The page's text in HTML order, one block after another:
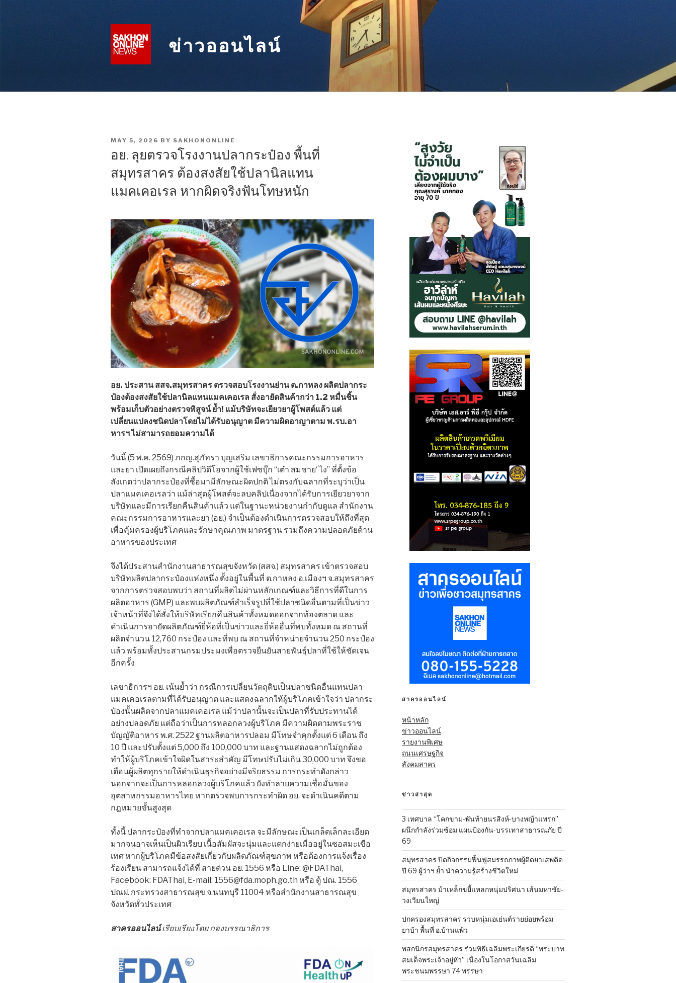
ข่าวออนไลน์
POSTED
MAY 5, 2026 BY SAKHONONLINE
อย. ลุยตรวจโรงงานปลากระป๋อง พื้นที่
สมุทรสาคร ต้องสงสัยใช้ปลานิลแทน
แมคเคอเรล หากผิดจริงฟันโทษหนัก
อย. ประสาน สสจ.สมุทรสาคร ตรวจสอบโรงงานย่าน ต.กาหลง ผลิตปลากระ
ป๋องต้องสงสัยใช้ปลานิลแทนแมคเคอเรล สั่งอายัดสินค้ากว่า 1.2 หมื่นชิ้น
พร้อมเก็บตัวอย่างตรวจพิสูจน์ ย้ำ! แม้บริษัทจะเยียวยาผู้โพสต์แล้ว แต่
เปลี่ยนแปลงชนิดปลาโดยไม่ได้รับอนุญาต มีความผิดอาญาตาม พ.รบ.อา
หารฯ ไม่สามารถยอมความได้
วันนี้ (5 พ.ค. 2569) ภกญ.สุภัทรา บุญเสริม เลขาธิการคณะกรรมการอาหาร
และยา เปิดเผยถึงกรณีคลิปวิดีโอจากผู้ใช้เฟซบุ๊ก “เต๋า สมชาย‘ ไง” ที่ตั้งข้อ
สังเกตว่าปลากระป๋องที่ซื้อมามีลักษณะผิดปกติ ไม่ตรงกับฉลากที่ระบุว่าเป็น
ปลาแมคเคอเรลว่า แม้ล่าสุดผู้โพสต์จะลบคลิปเนื่องจากได้รับการเยียวยาจาก
บริษัทและมีการเรียกคืนสินค้าแล้ว แต่ในฐานะหน่วยงานกำกับดูแล สำนักงาน
คณะกรรมการอาหารและยา (อย.) จำเป็นต้องดำเนินการตรวจสอบให้ถึงที่สุด
เพื่อคุ้มครองผู้บริโภคและรักษาคุณภาพ มาตรฐาน รวมถึงความปลอดภัยด้าน
อาหารของประเทศ
จึงได้ประสานสำนักงานสาธารณสุขจังหวัด (สสจ.) สมุทรสาคร เข้าตรวจสอบ
บริษัทผลิตปลากระป๋องแห่งหนึ่ง ตั้งอยู่ในพื้นที่ ต.กาหลง อ.เมืองฯ จ.สมุทรสาคร
จากการตรวจสอบพบว่า สถานที่ผลิตไม่ผ่านหลักเกณฑ์และวิธีการที่ดีในการ
ผลิตอาหาร (GMP) และพบผลิตภัณฑ์สำเร็จรูปที่ใช้ปลาชนิดอื่นตามที่เป็นข่าว
เจ้าหน้าที่จึงได้สั่งให้บริษัทเรียกคืนสินค้าทั้งหมดออกจากท้องตลาด และ
ดำเนินการอายัดผลิตภัณฑ์ยี่ห้อที่เป็นข่าวและยี่ห้ออื่นที่พบทั้งหมด ณ สถานที่
ผลิตจำนวน 12,760 กระป๋อง และที่พบ ณ สถานที่จำหน่ายจำนวน 250 กระป๋อง
แล้ว พร้อมทั้งประสานกรมประมงเพื่อตรวจยืนยันสายพันธุ์ปลาที่ใช้ให้ชัดเจน
อีกครั้ง
เลขาธิการฯ อย. เน้นย้ำว่า กรณีการเปลี่ยนวัตถุดิบเป็นปลาชนิดอื่นแทนปลา
แมคเคอเรลตามที่ได้รับอนุญาต และแสดงฉลากให้ผู้บริโภคเข้าใจว่า ปลากระ
ป๋องนั้นผลิตจากปลาแมคเคอเรล แม้ว่าปลานั้นจะเป็นปลาที่รับประทานได้
อย่างปลอดภัย แต่ถือว่าเป็นการหลอกลวงผู้บริโภค มีความผิดตามพระราช
บัญญัติอาหาร พ.ศ. 2522 ฐานผลิตอาหารปลอม มีโทษจำคุกตั้งแต่ 6 เดือน ถึง
10 ปี และปรับตั้งแต่ 5,000 ถึง 100,000 บาท และฐานแสดงฉลากไม่ถูกต้อง
ทำให้ผู้บริโภคเข้าใจผิดในสาระสำคัญ มีโทษปรับไม่เกิน 30,000 บาท จึงขอ
เตือนผู้ผลิตทุกรายให้ดำเนินธุรกิจอย่างมีจริยธรรม การกระทำดังกล่าว
นอกจากจะเป็นการหลอกลวงผู้บริโภคแล้ว ยังทำลายความเชื่อมั่นของ
อุตสาหกรรมอาหารไทย หากตรวจพบการกระทำผิด อย. จะดำเนินคดีตาม
กฎหมายขั้นสูงสุด
ทั้งนี้ ปลากระป๋องที่ทำจากปลาแมคเคอเรล จะมีลักษณะเป็นเกล็ดเล็กละเอียด
มากจนอาจเห็นเป็นผิวเรียบ เนื้อสัมผัสจะนุ่มและแตกง่ายเมื่ออยู่ในซอสมะเขือ
เทศ หากผู้บริโภคมีข้อสงสัยเกี่ยวกับผลิตภัณฑ์สุขภาพ หรือต้องการแจ้งเรื่อง
ร้องเรียน สามารถแจ้งได้ที่ สายด่วน อย. 1556 หรือ Line: @FDAThai,
Facebook: FDAThai, E-mail: 1556@fda.moph.go.th หรือ ตู้ ปณ. 1556
ปณฝ. กระทรวงสาธารณสุข จ.นนทบุรี 11004 หรือสำนักงานสาธารณสุข
จังหวัดทั่วประเทศ
สาครออนไลน์เรียบเรียงโดย กองบรรณาธิการ
สาครออนไลน์
หน้าหลัก
ข่าวออนไลน์
รายงานพิเศษ
ถนนเศรษฐกิจ
สังคมสาคร
ข่าวล่าสุด
3 เทศบาล “โคกขาม-พันท้ายนรสิงห์-บางหญ้าแพรก”
ผนึกกำลังร่วมซ้อม แผนป้องกัน-บรรเทาสาธารณภัย ปี
69
สมุทรสาคร ปิดกิจกรรมฟื้นฟูสมรรถภาพผู้ติดยาเสพติด
ปี 69 ผู้ว่าฯ ย้ำ นำความรู้สร้างชีวิตใหม่
สมุทรสาคร ม้าเหล็กขยี้แหลกหนุ่มปริศนา เส้นมหาชัย-
วงเวียนใหญ่
ปกครองสมุทรสาคร รวบหนุ่มเอเย่นต์รายย่อยพร้อม
ยาบ้า พื้นที่ อ.บ้านแพ้ว
พสกนิกรสมุทรสาคร ร่วมพิธีเฉลิมพระเกียรติ “พระบาท
สมเด็จพระเจ้าอยู่หัว” เนื่องในโอกาสวันเฉลิม
พระชนมพรรษา 74 พรรษา